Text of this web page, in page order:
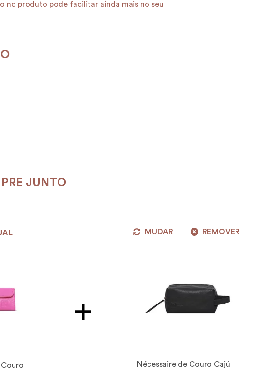
no produto pode facilitar ainda mais no seu
JUNTO
MUDAR REMOVER
Nécessaire de Couro Cajú